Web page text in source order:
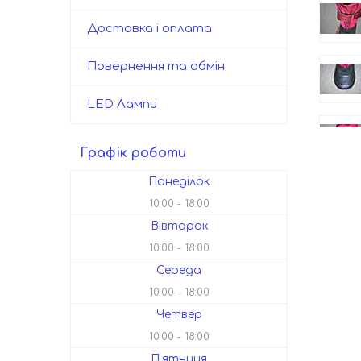
Доставка і оплата
Повернення та обмін
LED Лампи
Графік роботи
Понеділок
10:00 18:00
Вівторок
10:00 18:00
Середа
10:00 18:00
Четвер
10:00 18:00